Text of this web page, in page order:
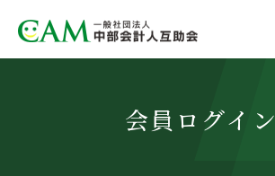
会員ログイン